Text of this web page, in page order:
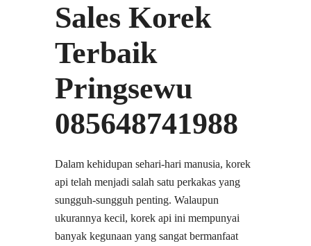
Sales Korek
Terbaik
Pringsewu
085648741988
Dalam kehidupan sehari-hari manusia, korek
api telah menjadi salah satu perkakas yang
sungguh-sungguh penting. Walaupun
ukurannya kecil, korek api ini mempunyai
banyak kegunaan yang sangat bermanfaat